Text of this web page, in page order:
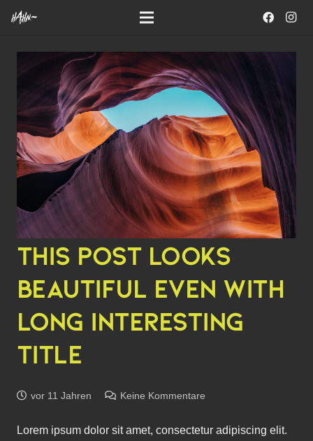
THIS POST LOOKS
BEAUTIFUL EVEN WITH
LONG INTERESTING
TITLE
vor 11 Jahren Keine Kommentare
Lorem ipsum dolor sit amet, consectetur adipiscing elit.